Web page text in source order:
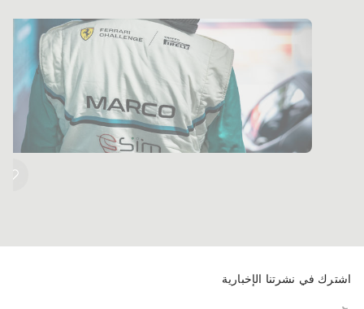
اشترك في نشرتنا الإخبارية